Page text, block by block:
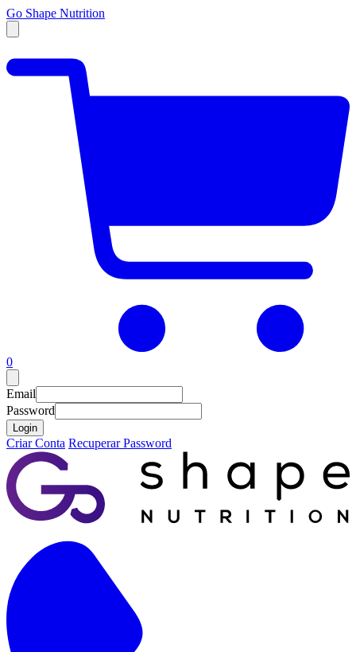
Go Shape Nutrition
0
Email
Password
Login
Criar Conta Recuperar Password